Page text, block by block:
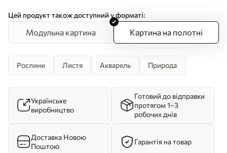
Цей продукт також доступний у форматі:
Модульна картина Картина на полотні
Рослини Листя Акварель Природа
Українське
виробництво
Готовий до відправки
протягом 1–3
робочих днів
Доставка Новою
Поштою
Гарантія на товар